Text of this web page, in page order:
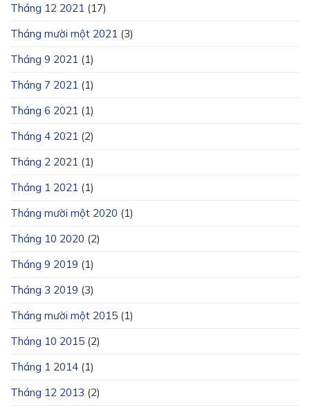
Tháng 12 2021 (17)
Tháng mười một 2021 (3)
Tháng 9 2021 (1)
Tháng 7 2021 (1)
Tháng 6 2021 (1)
Tháng 4 2021 (2)
Tháng 2 2021 (1)
Tháng 1 2021 (1)
Tháng mười một 2020 (1)
Tháng 10 2020 (2)
Tháng 9 2019 (1)
Tháng 3 2019 (3)
Tháng mười một 2015 (1)
Tháng 10 2015 (2)
Tháng 1 2014 (1)
Tháng 12 2013 (2)